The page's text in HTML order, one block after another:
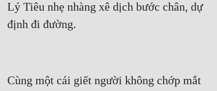
Lý Tiêu nhẹ nhàng xê dịch bước chân, dự
định đi đường.
Cùng một cái giết người không chớp mắt